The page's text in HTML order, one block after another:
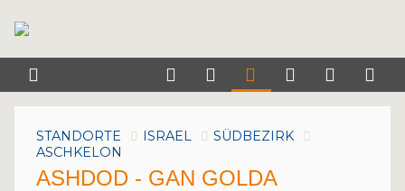
STANDORTE ISRAEL
SÜDBEZIRK
ASCHKELON
ASHDOD - GAN GOLDA